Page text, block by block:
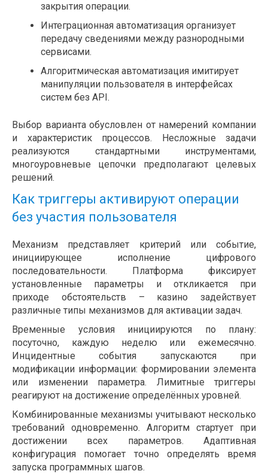
закрытия операции.
Интеграционная автоматизация организует
передачу сведениями между разнородными
сервисами.
Алгоритмическая автоматизация имитирует
манипуляции пользователя в интерфейсах
систем без API.
Выбор варианта обусловлен от намерений компании
и характеристик процессов. Несложные задачи
реализуются стандартными инструментами,
многоуровневые цепочки предполагают целевых
решений.
Как триггеры активируют операции
без участия пользователя
Механизм представляет критерий или событие,
инициирующее исполнение цифрового
последовательности. Платформа фиксирует
установленные параметры и откликается при
приходе обстоятельств – казино задействует
различные типы механизмов для активации задач.
Временные условия инициируются по плану:
посуточно, каждую неделю или ежемесячно.
Инцидентные события запускаются при
модификации информации: формировании элемента
или изменении параметра. Лимитные триггеры
реагируют на достижение определённых уровней.
Комбинированные механизмы учитывают несколько
требований одновременно. Алгоритм стартует при
достижении всех параметров. Адаптивная
конфигурация помогает точно определять время
запуска программных шагов.